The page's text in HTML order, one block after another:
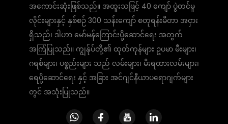
အကောင်းဆုံးဖြစ်သည်။ အထူးသဖြင့် 40 ကျော် ပွဲတင်မှု
လိုင်းများနှင့် နှစ်စဉ် 300 သန်းကျော် စတုရန်းမီတာ အငှား
ရှိသည်၊ ဒါဟာ မော်မန်ကြောင်းပို့ဆောင်ရေး အတွက်
အကြံပြုသည်။ ကျွန်ုပ်တို့၏ ထုတ်ကုန်များ ဥပမာ မီးများ၊
ဂရစ်များ၊ ပစ္စည်းများ သည် လမ်းများ၊ မီးရထားလမ်းများ၊
ရေပို့ဆောင်ရေး နှင့် အခြား အင်ဂျင်နီယာပရောဂျက်များ
တွင် အသုံးပြုသည်။